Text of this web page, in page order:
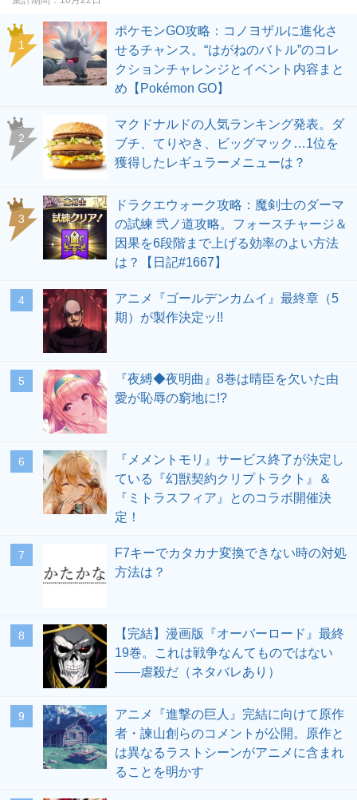
ポケモンGO攻略：コノヨザルに進化さ
せるチャンス。“はがねのバトル”のコレ
クションチャレンジとイベント内容まと
め【Pokémon GO】
マクドナルドの人気ランキング発表。ダ
ブチ、てりやき、ビッグマック…1位を
獲得したレギュラーメニューは？
ドラクエウォーク攻略：魔剣士のダーマ
の試練 弐ノ道攻略。フォースチャージ＆
因果を6段階まで上げる効率のよい方法
は？【日記#1667】
アニメ『ゴールデンカムイ』最終章（5
期）が製作決定ッ!!
『夜縛◆夜明曲』8巻は晴臣を欠いた由
愛が恥辱の窮地に!?
『メメントモリ』サービス終了が決定し
ている『幻獣契約クリプトラクト』＆
『ミトラスフィア』とのコラボ開催決
定！
F7キーでカタカナ変換できない時の対処
方法は？
【完結】漫画版『オーバーロード』最終
19巻。これは戦争なんてものではない
――虐殺だ（ネタバレあり）
アニメ『進撃の巨人』完結に向けて原作
者・諫山創らのコメントが公開。原作と
は異なるラストシーンがアニメに含まれ
ることを明かす